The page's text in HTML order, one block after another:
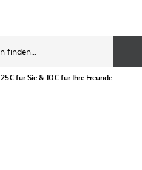
25€ für Sie & 10€ für Ihre Freunde